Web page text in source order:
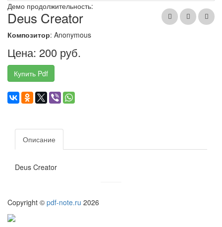
Демо продолжительность:
Deus Creator
Композитор: Anonymous
Цена: 200 руб.
Купить Pdf
Описание
Deus Creator
Copyright © pdf-note.ru 2026